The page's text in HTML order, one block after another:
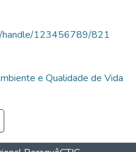
handle/123456789/821
e Qualidade de Vida